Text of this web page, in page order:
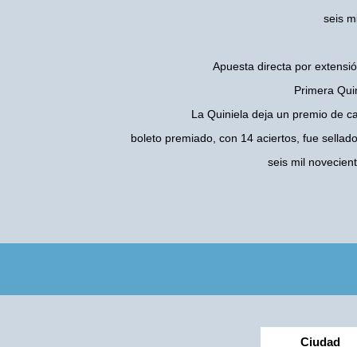
seis
Apuesta directa por
Primera
La Quiniela deja un premio de
boleto premiado, con 14 aciertos, fue
seis mil
Ciudad